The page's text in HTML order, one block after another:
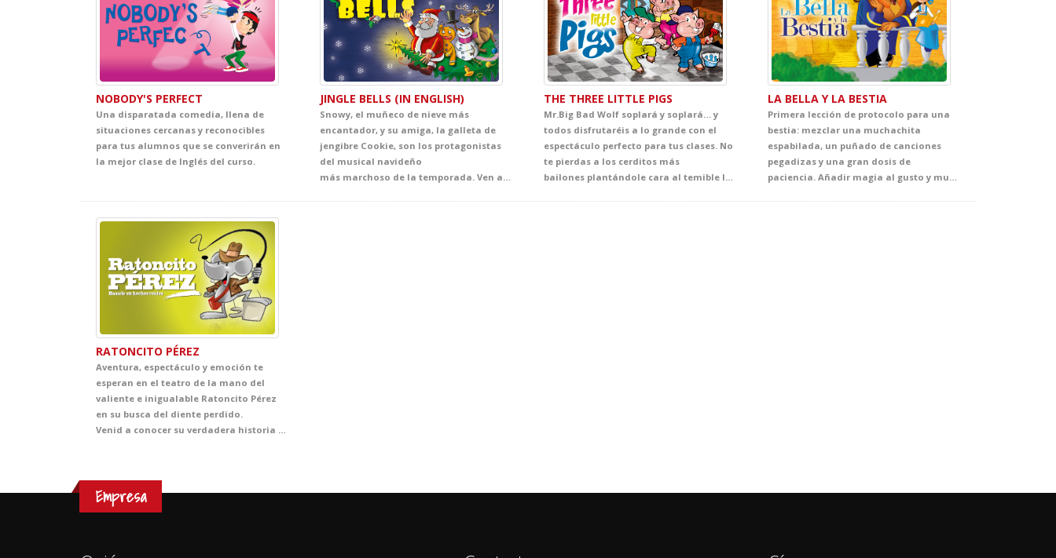
NOBODY'S PERFECT
Una disparatada comedia, llena de
situaciones cercanas y reconocibles
para tus alumnos que se converirán en
la mejor clase de Inglés del curso.
JINGLE BELLS (IN ENGLISH)
Snowy, el muñeco de nieve más
encantador, y su amiga, la galleta de
jengibre Cookie, son los protagonistas
del musical navideño
más marchoso de la temporada. Ven a descubrir el verdadero sentido de estas fiestas cantando junto a Santa los villancicos de hoy y de siempre.
THE THREE LITTLE PIGS
Mr.Big Bad Wolf soplará y soplará… y
todos disfrutaréis a lo grande con el
espectáculo perfecto para tus clases. No
te pierdas a los cerditos más
bailones plantándole cara al temible lobo feroz en una persecución disparatada que os hará vibrar. Un clásico de la literatura infantil con efectos sorprendentes, canciones pegadizas y totalmente adaptado a su nivel de inglés, con el que viviréis una experiencia única. Ven al teatro y la diversión está garantizada. Auuuuuuuuuuuuuu!!!!
LA BELLA Y LA BESTIA
Primera lección de protocolo para una
bestia: mezclar una muchachita
espabilada, un puñado de canciones
pegadizas y una gran dosis de
paciencia. Añadir magia al gusto y mucho, mucho humor... ¡Hecho! Con la colaboración especial de todo el menaje del castillo entonando la genial banda sonora del cuento, los más pequeños caerán rendidos ante los entrañables personajes de este clásico. Ven y disfruta con tus alumnos de la tarea más divertida del curso.
RATONCITO PÉREZ
Aventura, espectáculo y emoción te
esperan en el teatro de la mano del
valiente e inigualable Ratoncito Pérez
en su busca del diente perdido.
Venid a conocer su verdadera historia y seréis testigos del origen de la leyenda. Una historia realmente memorable, divertida y sorprendente que conectará rápidamente con los peques del cole.
Empresa